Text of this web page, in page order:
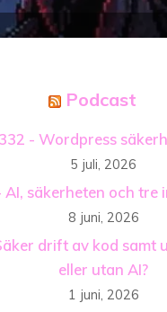
Podcast
- Wordpress
5 juli, 2026
AI, säkerheten och tre
8 juni, 2026
drift av kod samt
eller utan AI?
1 juni, 2026